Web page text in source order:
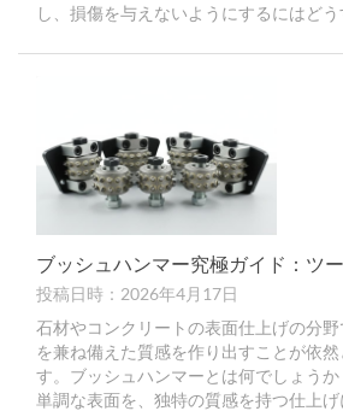
し、損傷を与えないようにするにはど
ブッシュハンマー究極ガイド：ツ
投稿日時：2026年4月17日
石材やコンクリートの表面仕上げの分
を兼ね備えた質感を作り出すことが依
す。ブッシュハンマーとは何でしょう
単調な表面を、独特の質感を持つ仕上